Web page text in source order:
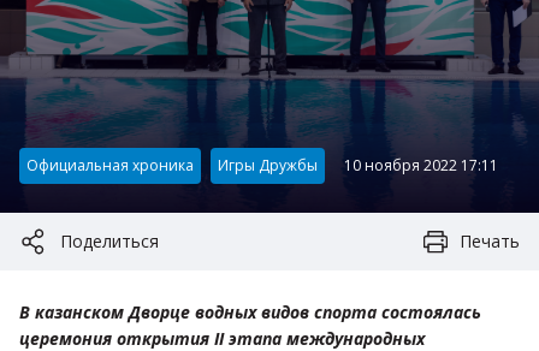
Категория:
Официальная хроника Игры Дружбы 10 ноября 2022 17:11
Поделиться Печать
В казанском Дворце водных видов спорта состоялась
церемония открытия II этапа международных